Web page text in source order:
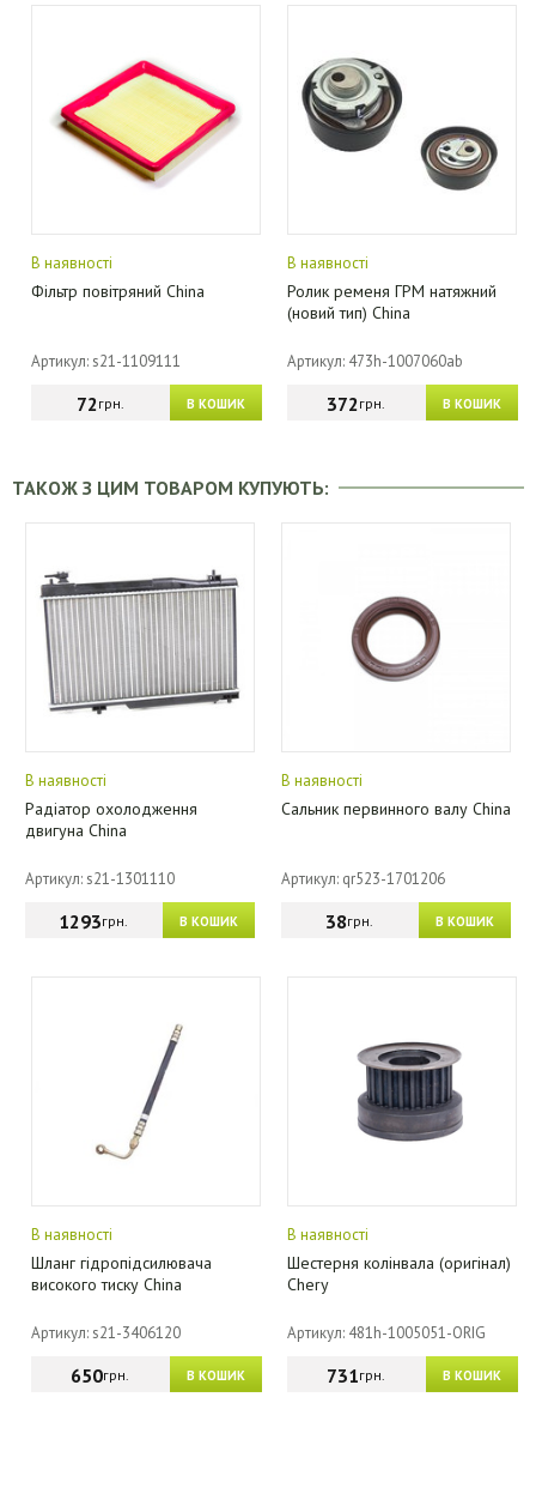
В наявності
Фільтр повітряний China
Артикул: s21-1109111
В КОШИК
72грн.
В наявності
Ролик ременя ГРМ натяжний
(новий тип) China
Артикул: 473h-1007060ab
В КОШИК
372грн.
ТАКОЖ З ЦИМ ТОВАРОМ КУПУЮТЬ:
В наявності
Радіатор охолодження
двигуна China
Артикул: s21-1301110
В КОШИК
1293грн.
В наявності
Сальник первинного валу China
Артикул: qr523-1701206
В КОШИК
38грн.
В наявності
Шланг гідропідсилювача
високого тиску China
Артикул: s21-3406120
В КОШИК
650грн.
В наявності
Шестерня колінвала (оригінал)
Chery
Артикул: 481h-1005051-ORIG
В КОШИК
731грн.